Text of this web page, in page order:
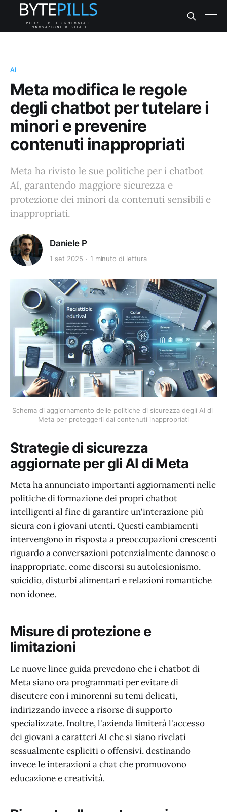
AI
Meta modifica le regole
degli chatbot per tutelare i
minori e prevenire
contenuti inappropriati
Meta ha rivisto le sue politiche per i chatbot
AI, garantendo maggiore sicurezza e
protezione dei minori da contenuti sensibili e
inappropriati.
Daniele P
1 set 2025 1 minuto di lettura
Schema di aggiornamento delle politiche di sicurezza degli AI di
Meta per proteggerli dai contenuti inappropriati
Strategie di sicurezza
aggiornate per gli AI di Meta
Meta ha annunciato importanti aggiornamenti nelle
politiche di formazione dei propri chatbot
intelligenti al fine di garantire un'interazione più
sicura con i giovani utenti. Questi cambiamenti
intervengono in risposta a preoccupazioni crescenti
riguardo a conversazioni potenzialmente dannose o
inappropriate, come discorsi su autolesionismo,
suicidio, disturbi alimentari e relazioni romantiche
non idonee.
Misure di protezione e
limitazioni
Le nuove linee guida prevedono che i chatbot di
Meta siano ora programmati per evitare di
discutere con i minorenni su temi delicati,
indirizzando invece a risorse di supporto
specializzate. Inoltre, l'azienda limiterà l'accesso
dei giovani a caratteri AI che si siano rivelati
sessualmente espliciti o offensivi, destinando
invece le interazioni a chat che promuovono
educazione e creatività.